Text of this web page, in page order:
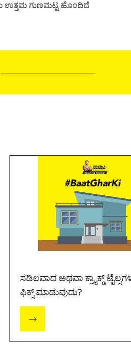
ಉತ್ತಮ ಗುಣಮಟ್ಟ ಹೊಂದಿದೆ
ಸಡಿಲವಾದ ಅಥವಾ ಕ್ರ್ಯಾಕ್ಡ್
ಫಿಕ್ಸ್ ಮಾಡುವುದು?